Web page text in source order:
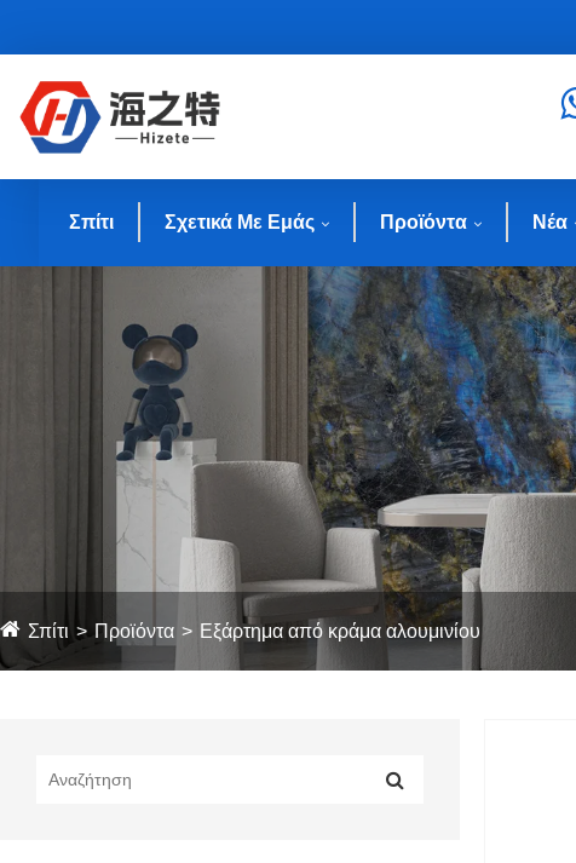
Σπίτι Σχετικά Με Εμάς Προϊόντα Νέα
Σπίτι Προϊόντα Εξάρτημα από κράμα αλουμινίου